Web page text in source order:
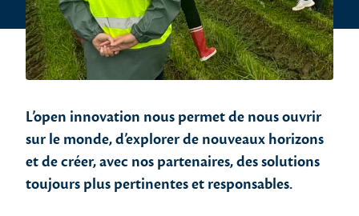
L’open innovation nous permet de nous ouvrir
sur le monde, d’explorer de nouveaux horizons
et de créer, avec nos partenaires, des solutions
toujours plus pertinentes et responsables.